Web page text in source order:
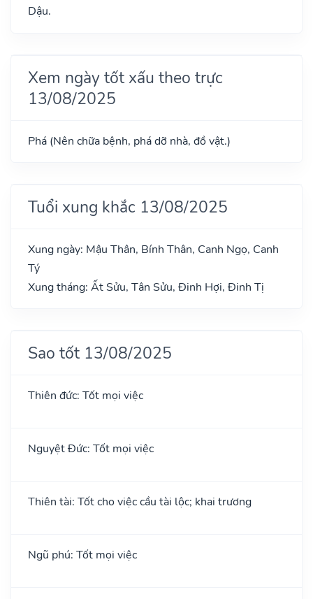
Dậu.
Xem ngày tốt xấu theo trực
13/08/2025
Phá (Nên chữa bệnh, phá dỡ nhà, đồ vật.)
Tuổi xung khắc 13/08/2025
Xung ngày: Mậu Thân, Bính Thân, Canh Ngọ, Canh
Tý
Xung tháng: Ất Sửu, Tân Sửu, Đinh Hợi, Đinh Tị
Sao tốt 13/08/2025
Thiên đức: Tốt mọi việc
Nguyệt Đức: Tốt mọi việc
Thiên tài: Tốt cho việc cầu tài lộc; khai trương
Ngũ phú: Tốt mọi việc